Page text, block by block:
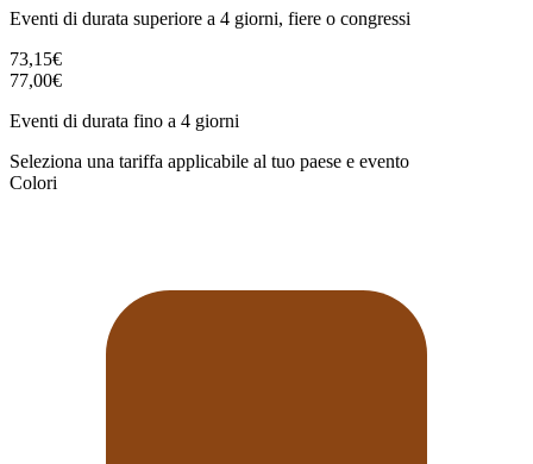
Eventi di durata superiore a 4 giorni, fiere o congressi
73,15€
77,00€
Eventi di durata fino a 4 giorni
Seleziona una tariffa applicabile al tuo paese e evento
Colori